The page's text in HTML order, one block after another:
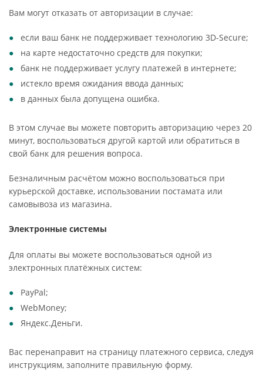
Вам могут отказать от авторизации в случае:
если ваш банк не поддерживает технологию 3D-Secure;
на карте недостаточно средств для покупки;
банк не поддерживает услугу платежей в интернете;
истекло время ожидания ввода данных;
в данных была допущена ошибка.
В этом случае вы можете повторить авторизацию через 20
минут, воспользоваться другой картой или обратиться в
свой банк для решения вопроса.
Безналичным расчётом можно воспользоваться при
курьерской доставке, использовании постамата или
самовывоза из магазина.
Электронные системы
Для оплаты вы можете воспользоваться одной из
электронных платёжных систем:
PayPal;
WebMoney;
Яндекс.Деньги.
Вас перенаправит на страницу платежного сервиса, следуя
инструкциям, заполните правильную форму.